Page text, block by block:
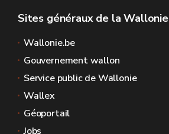
Sites généraux de la Wallonie
Wallonie.be
Gouvernement wallon
Service public de Wallonie
Wallex
Géoportail
Jobs